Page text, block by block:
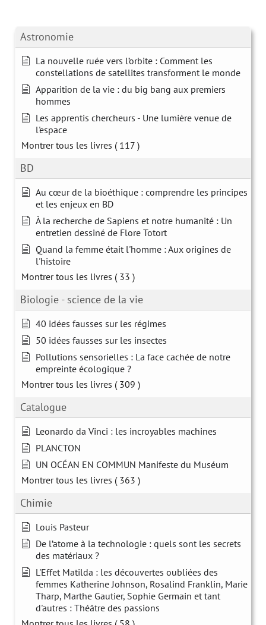
Astronomie
La nouvelle ruée vers l’orbite : Comment les
constellations de satellites transforment le monde
Apparition de la vie : du big bang aux premiers
hommes
Les apprentis chercheurs - Une lumière venue de
l'espace
Montrer tous les livres ( 117 )
BD
Au cœur de la bioéthique : comprendre les principes
et les enjeux en BD
À la recherche de Sapiens et notre humanité : Un
entretien dessiné de Flore Totort
Quand la femme était l'homme : Aux origines de
l'histoire
Montrer tous les livres ( 33 )
Biologie - science de la vie
40 idées fausses sur les régimes
50 idées fausses sur les insectes
Pollutions sensorielles : La face cachée de notre
empreinte écologique ?
Montrer tous les livres ( 309 )
Catalogue
Leonardo da Vinci : les incroyables machines
PLANCTON
UN OCÉAN EN COMMUN Manifeste du Muséum
Montrer tous les livres ( 363 )
Chimie
Louis Pasteur
De l’atome à la technologie : quels sont les secrets
des matériaux ?
L'Effet Matilda : les découvertes oubliées des
femmes Katherine Johnson, Rosalind Franklin, Marie
Tharp, Marthe Gautier, Sophie Germain et tant
d'autres : Théâtre des passions